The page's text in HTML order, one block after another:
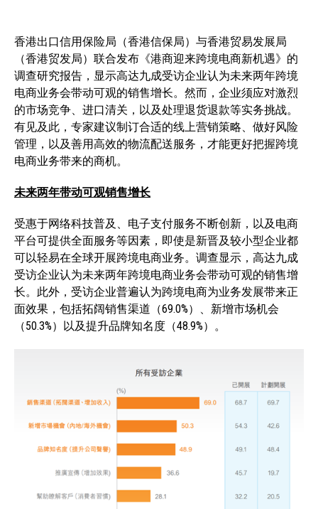
香港出口信用保险局（香港信保局）与香港贸易发展局
（香港贸发局）联合发布《港商迎来跨境电商新机遇》的
调查研究报告，显示高达九成受访企业认为未来两年跨境
电商业务会带动可观的销售增长。然而，企业须应对激烈
的市场竞争、进口清关，以及处理退货退款等实务挑战。
有见及此，专家建议制订合适的线上营销策略、做好风险
管理，以及善用高效的物流配送服务，才能更好把握跨境
电商业务带来的商机。
未来两年带动可观销售增长
受惠于网络科技普及、电子支付服务不断创新，以及电商
平台可提供全面服务等因素，即使是新晋及较小型企业都
可以轻易在全球开展跨境电商业务。调查显示，高达九成
受访企业认为未来两年跨境电商业务会带动可观的销售增
长。此外，受访企业普遍认为跨境电商为业务发展带来正
面效果，包括拓阔销售渠道（69.0%）、新增市场机会
（50.3%）以及提升品牌知名度（48.9%）。